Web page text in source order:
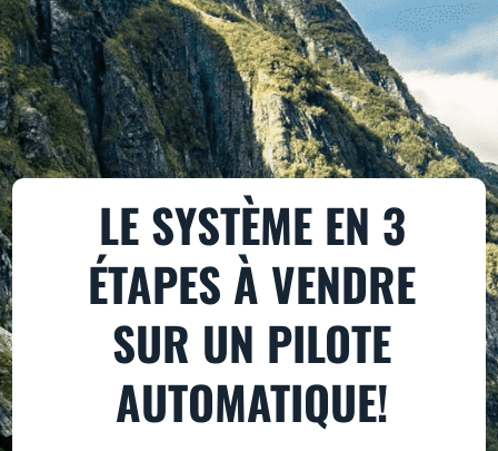
LE SYSTÈME EN 3
ÉTAPES À VENDRE
SUR UN PILOTE
AUTOMATIQUE!